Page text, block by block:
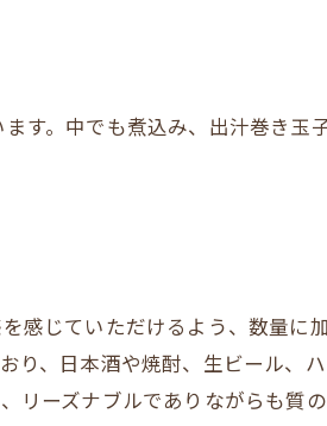
す。中でも煮込み、出汁巻き玉
感じていただけるよう、数量に
り、日本酒や焼酎、生ビール、
リーズナブルでありながらも質